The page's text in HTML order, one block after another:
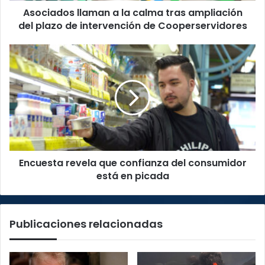
intervención
Cooperservidores
Asociados llaman a la calma tras ampliación
del plazo de intervención de Cooperservidores
Encuesta
revela
que
confianza
del
consumidor
está
en
picada
Encuesta revela que confianza del consumidor
está en picada
Publicaciones relacionadas